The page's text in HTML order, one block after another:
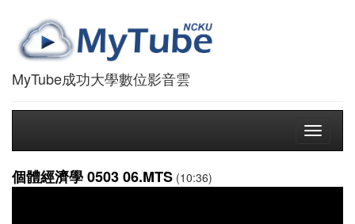
MyTube成功大學數位影音雲
Toggle
個體經濟學 0503 06.MTS (10:36)